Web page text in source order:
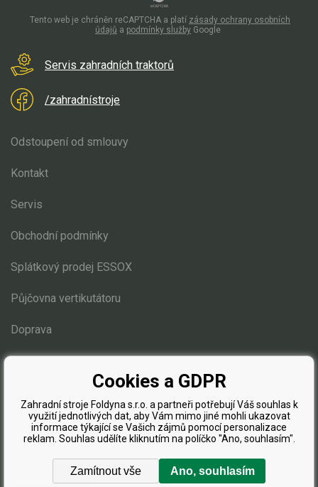
Servis zahradních traktorů
/zahradnístroje
Odstoupení od smlouvy
Kontakt
Servis
Obchodní podmínky
Splátkový prodej ESSOX
Půjčovna vertikutátoru
Doprava
Blog
Tento web je chráněn reCAPTCHA a platí zásady ochrany osobních
údajů a podmínky služby Google
Cookies a GDPR
Zahradní stroje Foldyna s.r.o. a partneři potřebují Váš souhlas k
využití jednotlivých dat, aby Vám mimo jiné mohli ukazovat
informace týkající se Vašich zájmů pomocí personalizace
reklam. Souhlas udělíte kliknutím na políčko "Ano, souhlasím".
Zamítnout vše Ano, souhlasím